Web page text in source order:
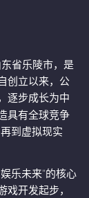
省乐陵市，是
创立以来，公
逐步成长为中
具有全球竞争
到虚拟现实
乐未来”的核心
开发起步，